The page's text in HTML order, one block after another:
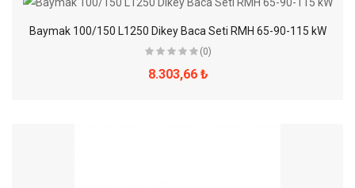
Baymak 100/150 L1250 Dikey Baca Seti RMH 65-90-115 kW
(0)
8.303,66 ₺